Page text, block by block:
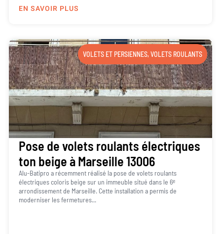
EN SAVOIR PLUS
VOLETS ET PERSIENNES,VOLETS ROULANTS
Pose de volets roulants électriques
ton beige à Marseille 13006
Alu-Batipro a récemment réalisé la pose de volets roulants
électriques coloris beige sur un immeuble situé dans le 6ᵉ
arrondissement de Marseille. Cette installation a permis de
moderniser les fermetures...